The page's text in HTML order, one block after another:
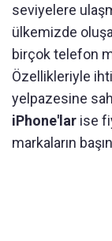
seviyelere
ülkemizde
birçok telefon
Özellikleriyle
yelpazesine
iPhone'lar ise
markaların